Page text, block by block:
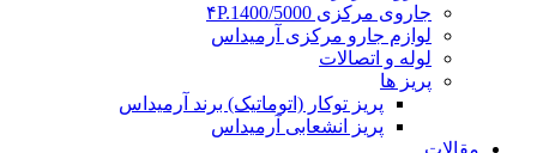
جاروی مرکزی ۴P.1400/5000
لوازم جارو مرکزی آرمیداس
لوله و اتصالات
پریز ها
پریز توکار (اتوماتیک) برند آرمیداس
پریز انشعابی آرمیداس
مقالات